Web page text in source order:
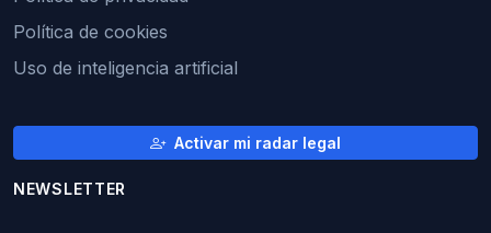
Política de cookies
Uso de inteligencia artificial
Activar mi radar legal
NEWSLETTER